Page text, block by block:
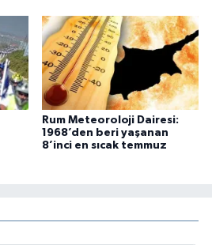
Rum Meteoroloji Dairesi:
1968’den beri yaşanan
8’inci en sıcak temmuz